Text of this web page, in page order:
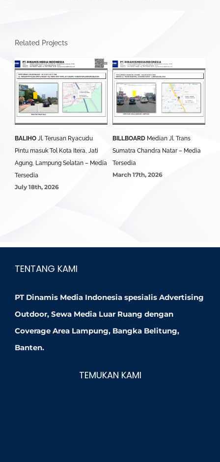
Related Projects
BALIHO Jl. Terusan Ryacudu
Pintu masuk Tol Kota Itera, Jati
Agung, Lampung Selatan – Media
Tersedia
July 18th, 2026
BILLBOARD Median Jl. Trans
Sumatra Chandra Natar – Media
Tersedia
March 17th, 2026
TENTANG KAMI
PT Dinamis Media Indonesia spesialis Advertising
Outdoor, Sewa Media Luar Ruang dengan
Coverage Area Lampung, Bangka Belitung,
Banten.
TEMUKAN KAMI